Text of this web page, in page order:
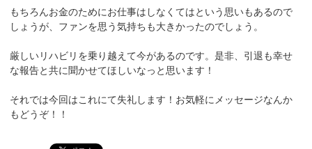
もちろんお金のためにお仕事はしなくてはという思いもあるので
しょうが、ファンを思う気持ちも大きかったのでしょう。
厳しいリハビリを乗り越えて今があるのです。是非、引退も幸せ
な報告と共に聞かせてほしいなっと思います！
それでは今回はこれにて失礼します！お気軽にメッセージなんか
もどうぞ！！